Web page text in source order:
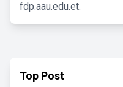
fdp.aau.edu.et.
Top Post